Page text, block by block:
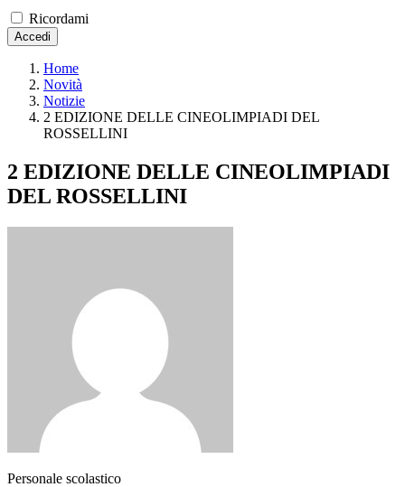
Ricordami
Accedi
Home
Novità
Notizie
2 EDIZIONE DELLE CINEOLIMPIADI DEL
ROSSELLINI
2 EDIZIONE DELLE CINEOLIMPIADI
DEL ROSSELLINI
Personale scolastico